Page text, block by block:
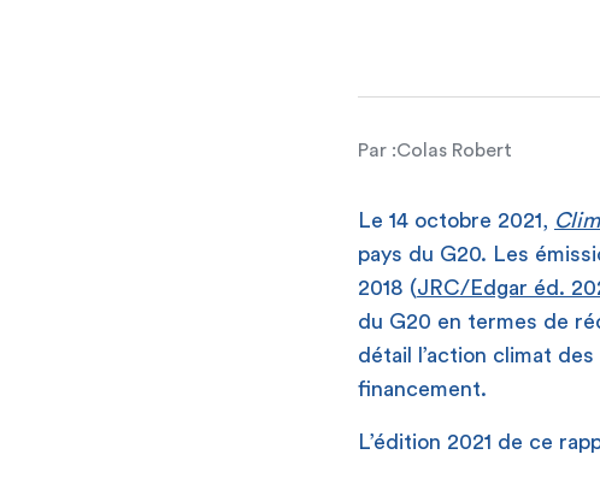
Par :Colas Robert
Le 14 octobre 2021,
pays du G20. Les
2018 (JRC/Edgar éd.
du G20 en termes de
détail l’action climat
financement.
L’édition 2021 de ce